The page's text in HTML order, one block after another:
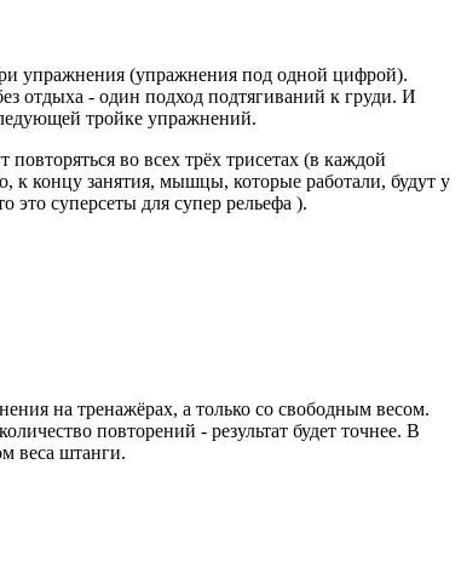
упражнения (упражнения под одной цифрой).
отдыха - один подход подтягиваний к груди. И
тройке упражнений.
во всех трёх трисетах (в каждой
к концу занятия, мышцы, которые работали, будут у
суперсеты для супер рельефа ).
на тренажёрах, а только со свободным весом.
повторений - результат будет точнее. В
веса штанги.